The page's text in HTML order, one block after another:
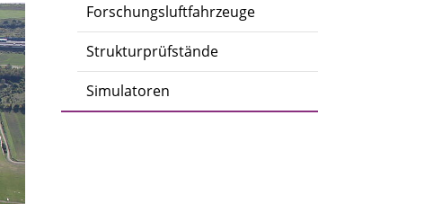
Forschungsluftfahrzeuge
Strukturprüfstände
Simulatoren